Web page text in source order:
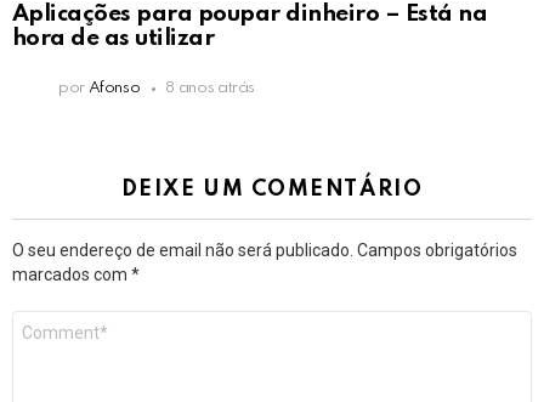
Aplicações para poupar dinheiro – Está na
hora de as utilizar
por Afonso 8 anos atrás
DEIXE UM COMENTÁRIO
O seu endereço de email não será publicado. Campos obrigatórios
marcados com *